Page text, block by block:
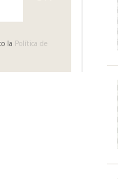
la Política de